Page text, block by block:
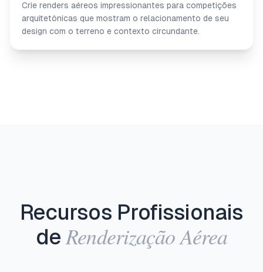
Crie renders aéreos impressionantes para competições
arquitetônicas que mostram o relacionamento de seu
design com o terreno e contexto circundante.
Recursos Profissionais
de Renderização Aérea